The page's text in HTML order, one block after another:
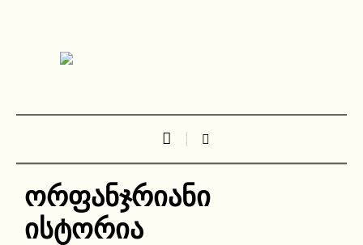
ორფანჯრიანი
ისტორია